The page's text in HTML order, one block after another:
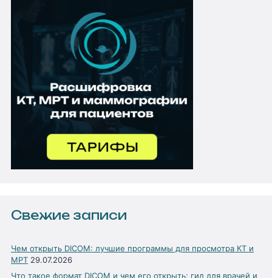
Свежие записи
Чем открыть DICOM: лучшие программы для просмотра КТ и
МРТ 29.07.2026
Что такое формат DICOM и чем его открыть: гид для врачей и